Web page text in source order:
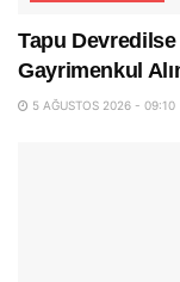
Tapu
Gayrimenkul
5 AĞUSTOS 2026 - 09:10